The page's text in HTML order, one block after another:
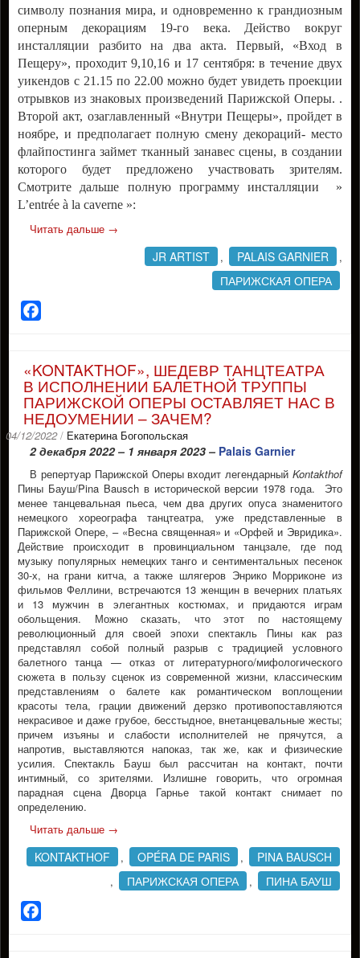
символу познания мира, и одновременно к грандиозным
оперным декорациям 19-го века. Действо вокруг
инсталляции разбито на два акта. Первый, «Вход в
Пещеру», проходит 9,10,16 и 17 сентября: в течение двух
уикендов с 21.15 по 22.00 можно будет увидеть проекции
отрывков из знаковых произведений Парижской Оперы. .
Второй акт, озаглавленный «Внутри Пещеры», пройдет в
ноябре, и предполагает полную смену декораций- место
флайпостинга займет тканный занавес сцены, в создании
которого будет предложено участвовать зрителям.
Смотрите дальше полную программу инсталляции »
L’entrée à la caverne »:
Читать дальше →
JR ARTIST , PALAIS GARNIER ,
ПАРИЖСКАЯ ОПЕРА
«KONTAKTHOF», ШЕДЕВР ТАНЦТЕАТРА
В ИСПОЛНЕНИИ БАЛЕТНОЙ ТРУППЫ
ПАРИЖСКОЙ ОПЕРЫ ОСТАВЛЯЕТ НАС В
НЕДОУМЕНИИ – ЗАЧЕМ?
04/12/2022 / Екатерина Богопольская
2 декабря 2022 – 1 января 2023 – Palais Garnier
В репертуар Парижской Оперы входит легендарный Kontakthof
Пины Бауш/Pina Bausch в исторической версии 1978 года. Это
менее танцевальная пьеса, чем двa других опуса знаменитого
немецкого хореографа танцтеатра, уже представленные в
Парижской Опере, – «Весна священная» и «Орфей и Эвридика».
Действие происходит в провинциальном танцзале, где под
музыку популярных немецких танго и сентиментальных песенок
30-х, на грани китча, а также шлягеров Энрико Морриконе из
фильмов Феллини, встречаются 13 женщин в вечерних платьях
и 13 мужчин в элегантных костюмах, и придаются играм
обольщения. Можно сказать, что этот по настоящему
революционный для своей эпохи спектакль Пины как раз
представлял собой полный разрыв с традицией условного
балетного танца — отказ от литературного/мифологического
сюжета в пользу сценок из современной жизни, классическим
представлениям о балете как романтическом воплощении
красоты тела, грации движений дерзко противопоставляются
некрасивое и даже грубое, бесстыдное, внетанцевальные жесты;
причем изъяны и слабости исполнителей не прячутся, а
напротив, выставляются напоказ, так же, как и физические
усилия. Спектакль Бауш был рассчитан на контакт, почти
интимный, со зрителями. Излишне говорить, что огромная
парадная сцена Дворца Гарнье такой контакт снимает по
определению.
Читать дальше →
KONTAKTHOF , OPÉRA DE PARIS , PINA BAUSCH
, ПАРИЖСКАЯ ОПЕРА , ПИНА БАУШ